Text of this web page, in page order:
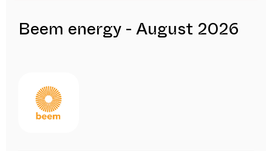
Beem energy - August 2026